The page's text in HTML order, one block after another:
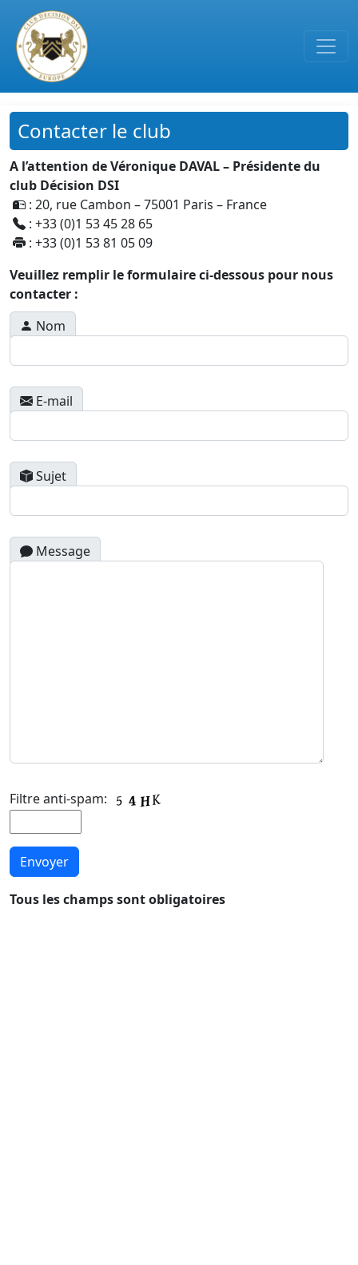
Passer au contenu principal
Contacter le club
A l’attention de Véronique DAVAL – Présidente du
club Décision DSI
: 20, rue Cambon – 75001 Paris – France
: +33 (0)1 53 45 28 65
: +33 (0)1 53 81 05 09
Veuillez remplir le formulaire ci-dessous pour nous
contacter :
Nom
E-mail
Sujet
Message
Filtre anti-spam:
Tous les champs sont obligatoires